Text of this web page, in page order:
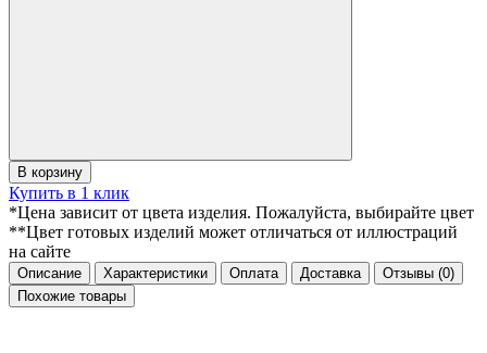
В корзину
Купить в 1 клик
*Цена зависит от цвета изделия. Пожалуйста, выбирайте цвет
**Цвет готовых изделий может отличаться от иллюстраций
на сайте
Описание Характеристики Оплата Доставка Отзывы (0)
Похожие товары